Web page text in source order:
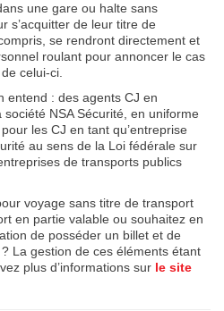
une gare ou halte sans
s’acquitter de leur titre de
se rendront directement et
roulant pour annoncer le cas
celui-ci.
entend : des agents CJ en
NSA Sécurité, en uniforme
les CJ en tant qu’entreprise
au sens de la Loi fédérale sur
de transports publics
voyage sans titre de transport
en partie valable ou souhaitez en
de posséder un billet et de
La gestion de ces éléments étant
plus d’informations sur le site